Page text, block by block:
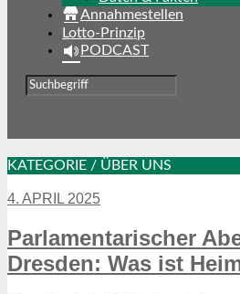
Annahmestellen
Lotto-Prinzip
PODCAST
KATEGORIE / ÜBER UNS
4. APRIL 2025
Parlamentarischer
Dresden: Was ist